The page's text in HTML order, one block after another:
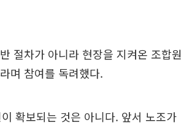
절차가 아니라 현장을 지켜온 조합원
며 참여를 독려했다.
확보되는 것은 아니다. 앞서 노조가